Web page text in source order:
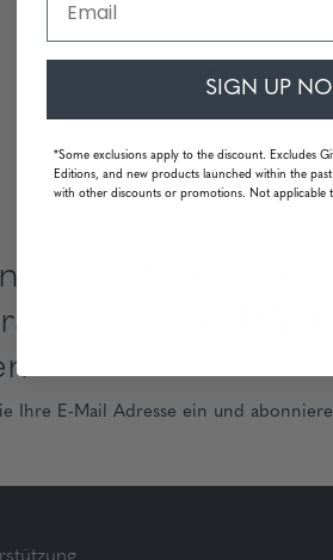
Sie sich an, um
und
Ihre E-Mail Adresse ein und
SIGN UP
*Some exclusions apply to the discount. Excludes
Editions, and new products launched within the
with other discounts or promotions. Not applicable